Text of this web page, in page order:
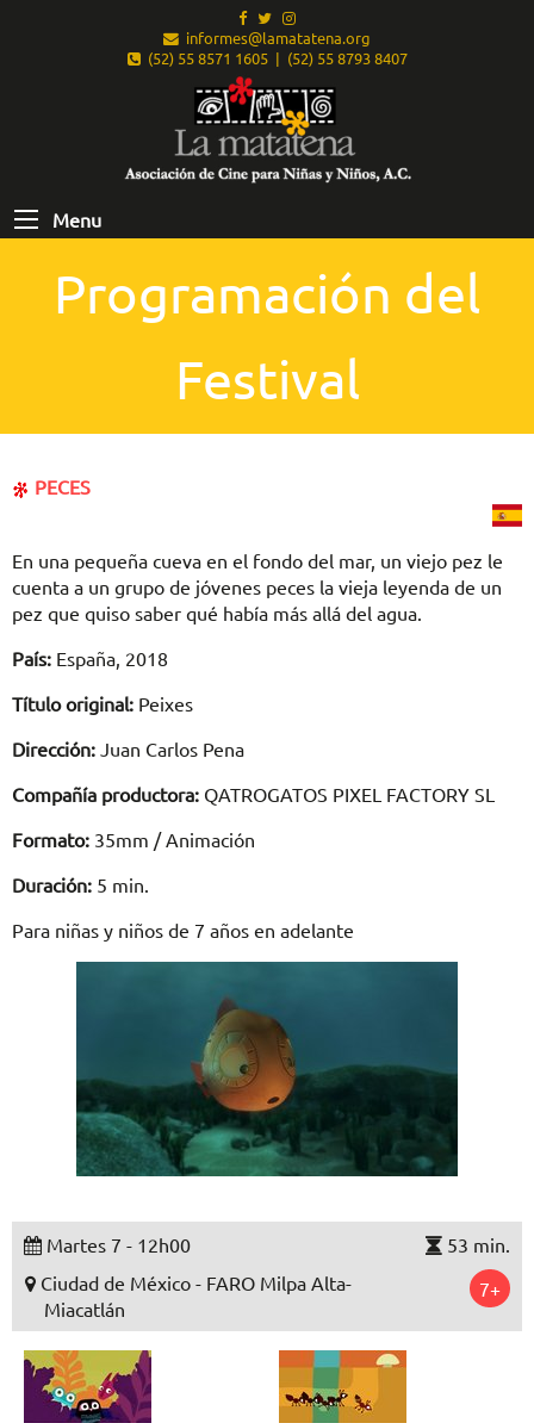
informes@lamatatena.org
(52) 55 8571 1605 | (52) 55 8793 8407
Menu
Programación del
Festival
PECES
En una pequeña cueva en el fondo del mar, un viejo pez le
cuenta a un grupo de jóvenes peces la vieja leyenda de un
pez que quiso saber qué había más allá del agua.
País: España, 2018
Título original: Peixes
Dirección: Juan Carlos Pena
Compañía productora: QATROGATOS PIXEL FACTORY SL
Formato: 35mm / Animación
Duración: 5 min.
Para niñas y niños de 7 años en adelante
Martes 7 - 12h00
53 min.
Ciudad de México - FARO Milpa Alta-
Miacatlán
7+